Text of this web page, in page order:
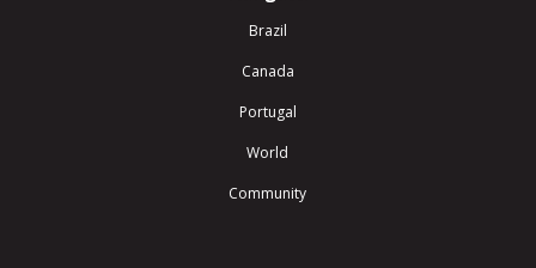
Brazil
Canada
Portugal
World
Community